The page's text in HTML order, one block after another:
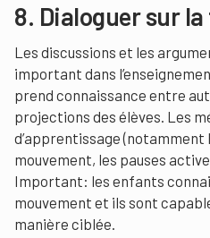
8. Dialoguer sur
Les discussions et les
important dans
prend connaissance entre
projections des élèves. Les
d’apprentissage (notamment
mouvement, les pauses
Important: les enfants
mouvement et ils sont
manière ciblée.